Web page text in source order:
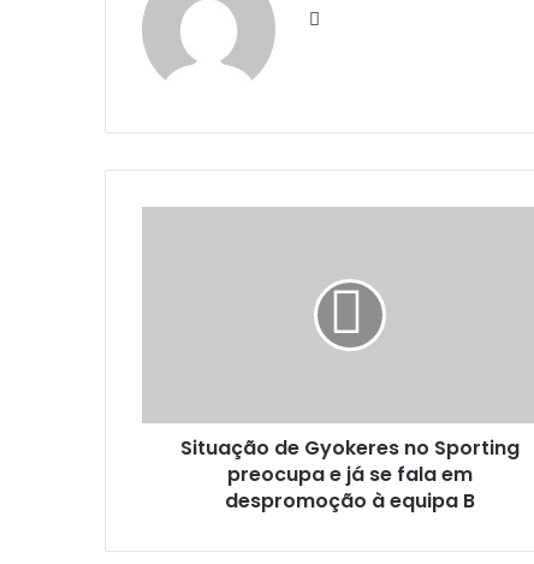
Website
Situação de Gyokeres no Sporting
preocupa e já se fala em
despromoção à equipa B